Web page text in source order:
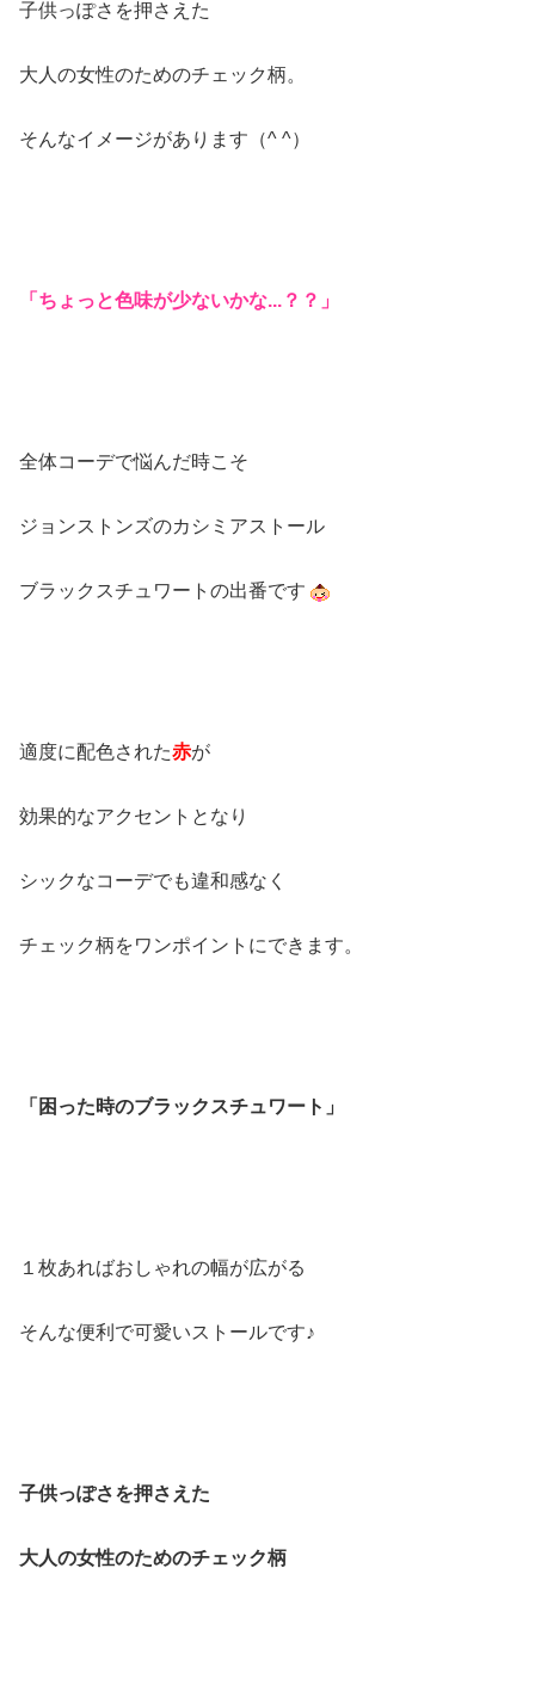
子供っぽさを押さえた
大人の女性のためのチェック柄。
そんなイメージがあります（^ ^）
「ちょっと色味が少ないかな...？？」
全体コーデで悩んだ時こそ
ジョンストンズのカシミアストール
ブラックスチュワートの出番です
適度に配色された赤が
効果的なアクセントとなり
シックなコーデでも違和感なく
チェック柄をワンポイントにできます。
「困った時のブラックスチュワート」
１枚あればおしゃれの幅が広がる
そんな便利で可愛いストールです♪
子供っぽさを押さえた
大人の女性のためのチェック柄